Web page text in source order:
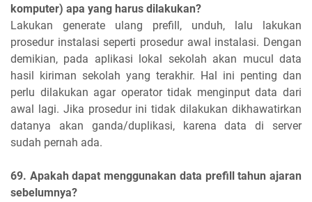
komputer) apa yang harus dilakukan?
Lakukan generate ulang prefill, unduh, lalu lakukan
prosedur instalasi seperti prosedur awal instalasi. Dengan
demikian, pada aplikasi lokal sekolah akan mucul data
hasil kiriman sekolah yang terakhir. Hal ini penting dan
perlu dilakukan agar operator tidak menginput data dari
awal lagi. Jika prosedur ini tidak dilakukan dikhawatirkan
datanya akan ganda/duplikasi, karena data di server
sudah pernah ada.
69. Apakah dapat menggunakan data prefill tahun ajaran
sebelumnya?